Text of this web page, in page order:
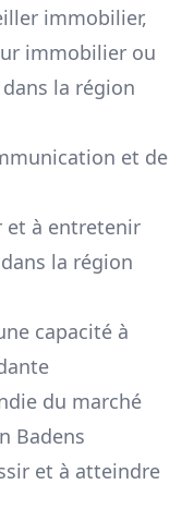
immobilier,
immobilier ou
la région
et de
et à entretenir
la région
capacité à
du marché
Badens
et à atteindre